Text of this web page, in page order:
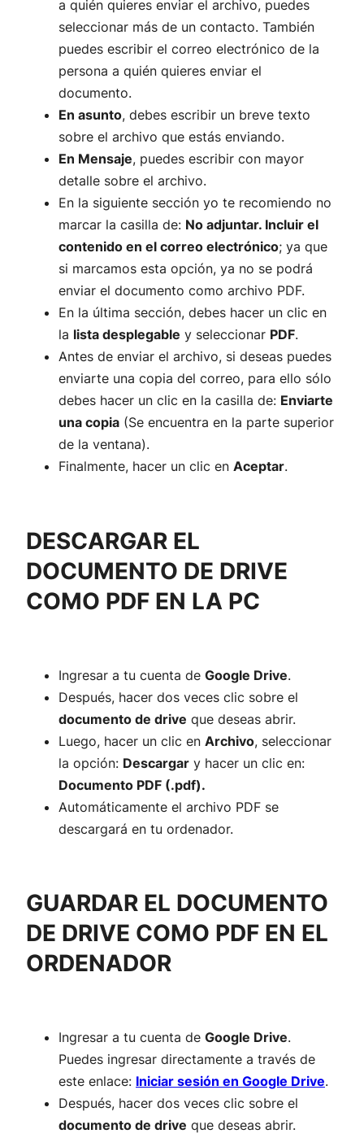
a quién quieres enviar el archivo, puedes
seleccionar más de un contacto. También
puedes escribir el correo electrónico de la
persona a quién quieres enviar el
documento.
En asunto, debes escribir un breve texto
sobre el archivo que estás enviando.
En Mensaje, puedes escribir con mayor
detalle sobre el archivo.
En la siguiente sección yo te recomiendo no
marcar la casilla de: No adjuntar. Incluir el
contenido en el correo electrónico; ya que
si marcamos esta opción, ya no se podrá
enviar el documento como archivo PDF.
En la última sección, debes hacer un clic en
la lista desplegable y seleccionar PDF.
Antes de enviar el archivo, si deseas puedes
enviarte una copia del correo, para ello sólo
debes hacer un clic en la casilla de: Enviarte
una copia (Se encuentra en la parte superior
de la ventana).
Finalmente, hacer un clic en Aceptar.
DESCARGAR EL
DOCUMENTO DE DRIVE
COMO PDF EN LA PC
Ingresar a tu cuenta de Google Drive.
Después, hacer dos veces clic sobre el
documento de drive que deseas abrir.
Luego, hacer un clic en Archivo, seleccionar
la opción: Descargar y hacer un clic en:
Documento PDF (.pdf).
Automáticamente el archivo PDF se
descargará en tu ordenador.
GUARDAR EL DOCUMENTO
DE DRIVE COMO PDF EN EL
ORDENADOR
Ingresar a tu cuenta de Google Drive.
Puedes ingresar directamente a través de
este enlace: Iniciar sesión en Google Drive.
Después, hacer dos veces clic sobre el
documento de drive que deseas abrir.